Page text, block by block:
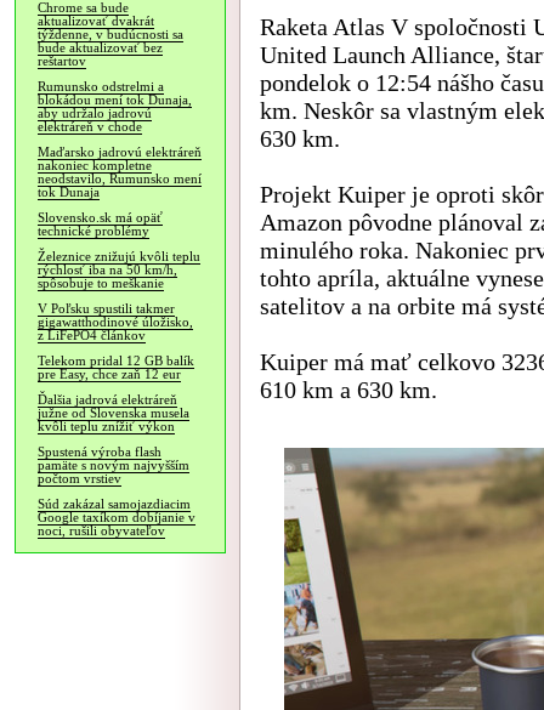
Chrome sa bude
aktualizovať dvakrát
týždenne, v budúcnosti sa
bude aktualizovať bez
reštartov
Rumunsko odstrelmi a
blokádou mení tok Dunaja,
aby udržalo jadrovú
elektráreň v chode
Maďarsko jadrovú elektráreň
nakoniec kompletne
neodstavilo, Rumunsko mení
tok Dunaja
Slovensko.sk má opäť
technické problémy
Železnice znižujú kvôli teplu
rýchlosť iba na 50 km/h,
spôsobuje to meškanie
V Poľsku spustili takmer
gigawatthodinové úložisko,
z LiFePO4 článkov
Telekom pridal 12 GB balík
pre Easy, chce zaň 12 eur
Ďalšia jadrová elektráreň
južne od Slovenska musela
kvôli teplu znížiť výkon
Spustená výroba flash
pamäte s novým najvyšším
počtom vrstiev
Súd zakázal samojazdiacim
Google taxíkom dobíjanie v
noci, rušili obyvateľov
Raketa Atlas V spoločnosti
United Launch Alliance,
pondelok o 12:54 nášho
km. Neskôr sa vlastným
630 km.
Projekt Kuiper je oproti
Amazon pôvodne plánoval
minulého roka. Nakoniec
tohto apríla, aktuálne
satelitov a na orbite má
Kuiper má mať celkovo
610 km a 630 km.